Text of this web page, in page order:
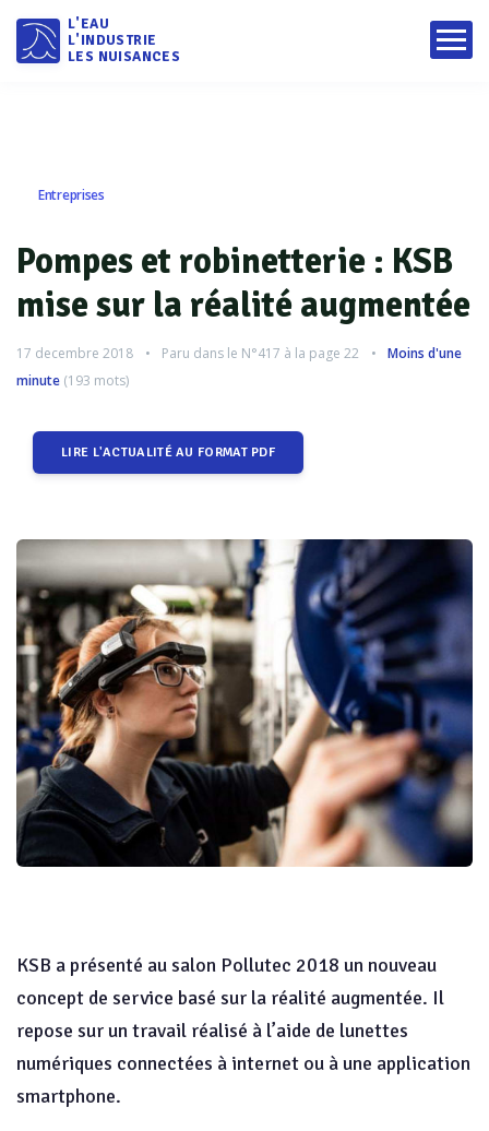
L'EAU
L'INDUSTRIE
LES NUISANCES
Entreprises
Pompes et robinetterie : KSB
mise sur la réalité augmentée
17 decembre 2018 Paru dans le N°417 à la page 22
Moins d'une
minute (193 mots)
LIRE L'ACTUALITÉ AU FORMAT PDF
KSB a présenté au salon Pollutec 2018 un nouveau
concept de service basé sur la réalité augmentée. Il
repose sur un travail réalisé à l’aide de lunettes
numériques connectées à internet ou à une application
smartphone.